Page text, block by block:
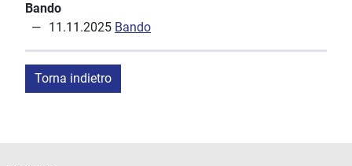
Bando
11.11.2025 Bando
Torna indietro